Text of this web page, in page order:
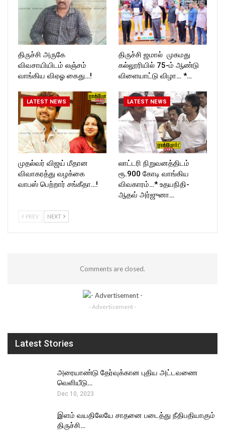
திருச்சி அருகே
விவசாயியிடம் லஞ்சம்
வாங்கிய விஏஓ கைது…!
திருச்சி ஜமால் முகமது
கல்லூரியில் 75-ம் ஆண்டு
விளையாட்டு விழா… *…
LATEST NEWS
முதல்வர் விஜய் மீதான
விவாகரத்து வழக்கை
வாபஸ் பெற்றார் சங்கீதா…!
LATEST NEWS
லாட்டரி நிறுவனத்திடம்
ரூ.900 கோடி வாங்கிய
விவகாரம்…* உதயநிதி-
ஆதவ் அர்ஜுனா…
PREV NEXT
Comments are closed.
- Advertisement -
Latest Stories
அரையாண்டு தேர்வுக்கான புதிய அட்டவணை
வெளியீடு…
Dec 10, 2023
இளம் வயதிலேயே சாதனை படைத்து நீதிபதியாகும்
திருச்சி…